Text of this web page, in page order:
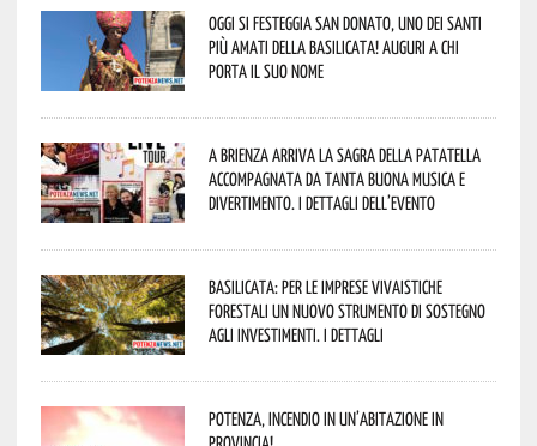
Oggi si festeggia San Donato, uno dei Santi
più amati della Basilicata! Auguri a chi
porta il suo nome
A Brienza arriva la Sagra della Patatella
accompagnata da tanta buona musica e
divertimento. I dettagli dell’evento
Basilicata: per le imprese vivaistiche
forestali un nuovo strumento di sostegno
agli investimenti. I dettagli
Potenza, incendio in un’abitazione in